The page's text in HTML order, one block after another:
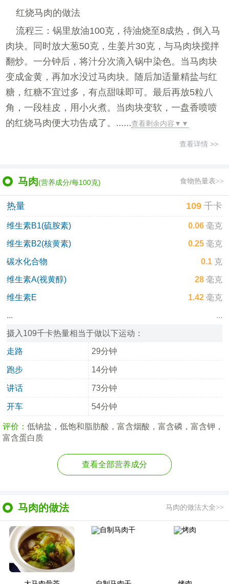
红烧马肉的做法
流程三：锅里放油100克，待油烧至8成热，倒入马
肉块。同时放大葱50克，生姜片30克，与马肉块搅拌
翻炒。一分钟后，将汁分次滴入锅中染色。当马肉块
变成金黄，再加水没过马肉块。随后加适量精盐与红
糖，红糖不宜过多，有点甜味即可。最后再放5粒八
角，一段桂皮，用小火煮。当肉块变软，一盘香喷喷
的红烧马肉便大功告成了。......查看剩余内容▼▼
查看详情 >>
马肉(营养成分/每100克) 食物热量表>>
热量 109千卡
维生素B1(硫胺素) 0.06毫克
维生素B2(核黄素) 0.25毫克
碳水化合物 0.1克
维生素A(视黄醇) 28毫克
维生素E 1.42毫克
... ...
摄入109千卡热量相当于做以下运动：
走路 29分钟
跑步 14分钟
讲话 73分钟
开车 54分钟
评价： 低钠盐，低饱和脂肪酸，富含烟酸，富含磷，富含钾，
富含蛋白质
查看全部营养成分
马肉的做法 马肉的做法大全>>